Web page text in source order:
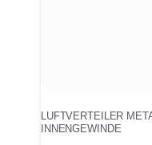
LUFTVERTEILER
NNENGEWINDE